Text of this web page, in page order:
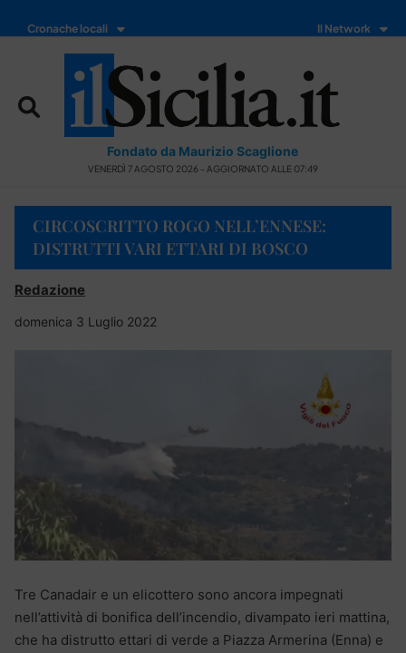
Cronache locali Il Network
Fondato da Maurizio Scaglione
VENERDÌ 7 AGOSTO 2026 - AGGIORNATO ALLE 07:49
CIRCOSCRITTO ROGO NELL’ENNESE:
DISTRUTTI VARI ETTARI DI BOSCO
Redazione
domenica 3 Luglio 2022
Tre Canadair e un elicottero sono ancora impegnati
nell’attività di bonifica dell’incendio, divampato ieri mattina,
che ha distrutto ettari di verde a Piazza Armerina (Enna) e